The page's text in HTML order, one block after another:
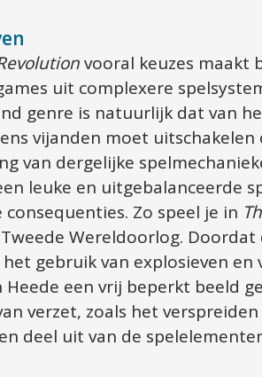
vooral keuzes maakt
uit complexere
genre is natuurlijk dat van
vijanden moet
van dergelijke
leuke en uitgebalanceerde
Zo speel je in
Wereldoorlog.
gebruik van explosieven
Heede een vrij beperkt beeld
verzet, zoals het
deel uit van de